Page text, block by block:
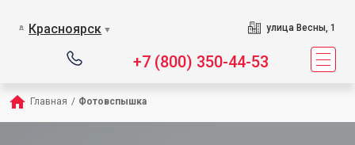
Красноярск ▼ улица Весны, 1
+7 (800) 350-44-53
Главная / Фотовспышка